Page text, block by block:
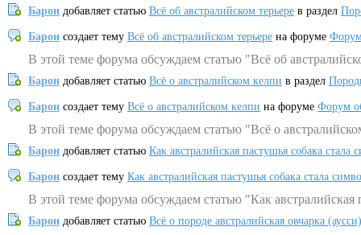
Барон добавляет статью Всё об австралийском терьере в раздел
Барон создает тему Всё об австралийском терьере на форуме
В этой теме форума обсуждаем статью "Всё об
Барон добавляет статью Всё о австралийском келпи в раздел
Барон создает тему Всё о австралийском келпи на форуме Форум
В этой теме форума обсуждаем статью "Всё о
Барон добавляет статью Как австралийская пастушья собака
Барон создает тему Как австралийская пастушья собака стала
В этой теме форума обсуждаем статью "Как
Барон добавляет статью Всё о породе австралийская овчарка (аусси)